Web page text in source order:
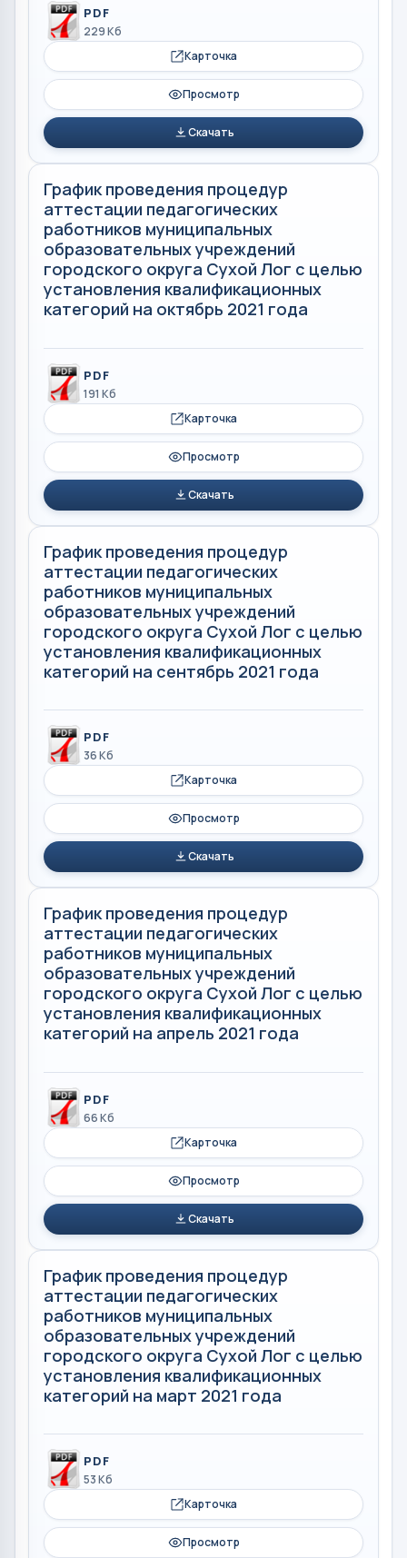
PDF
229 Кб
Карточка
Просмотр
Скачать
График проведения процедур
аттестации педагогических
работников муниципальных
образовательных учреждений
городского округа Сухой Лог с целью
установления квалификационных
категорий на октябрь 2021 года
PDF
191 Кб
Карточка
Просмотр
Скачать
График проведения процедур
аттестации педагогических
работников муниципальных
образовательных учреждений
городского округа Сухой Лог с целью
установления квалификационных
категорий на сентябрь 2021 года
PDF
36 Кб
Карточка
Просмотр
Скачать
График проведения процедур
аттестации педагогических
работников муниципальных
образовательных учреждений
городского округа Сухой Лог с целью
установления квалификационных
категорий на апрель 2021 года
PDF
66 Кб
Карточка
Просмотр
Скачать
График проведения процедур
аттестации педагогических
работников муниципальных
образовательных учреждений
городского округа Сухой Лог с целью
установления квалификационных
категорий на март 2021 года
PDF
53 Кб
Карточка
Просмотр